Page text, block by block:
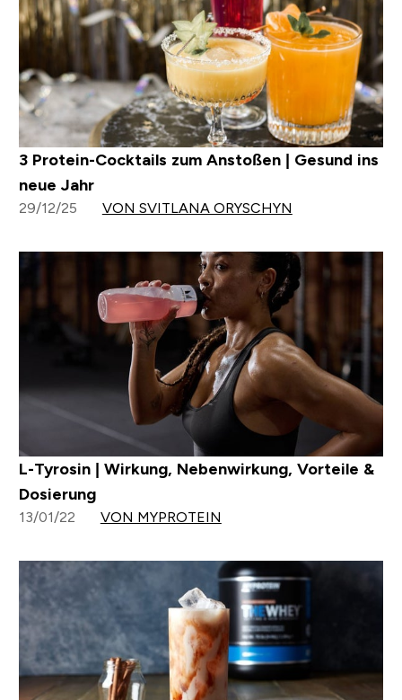
3 Protein-Cocktails zum Anstoßen | Gesund ins
neue Jahr
29/12/25 VON SVITLANA ORYSCHYN
L-Tyrosin | Wirkung, Nebenwirkung, Vorteile &
Dosierung
13/01/22 VON MYPROTEIN